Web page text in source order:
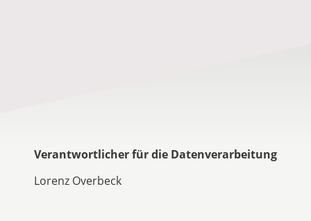
Verantwortlicher für die Datenverarbeitung
Lorenz Overbeck